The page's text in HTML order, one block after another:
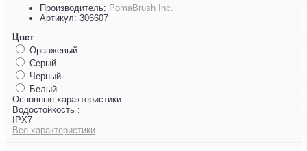
Производитель: PomaBrush Inc.
Артикул: 306607
Цвет
Оранжевый
Серый
Черный
Белый
Основные характеристики
Водостойкость :
IPX7
Все характеристики